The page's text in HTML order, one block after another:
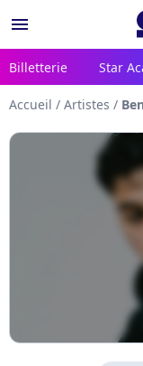
menu
Billetterie Star
Accueil / Artistes /